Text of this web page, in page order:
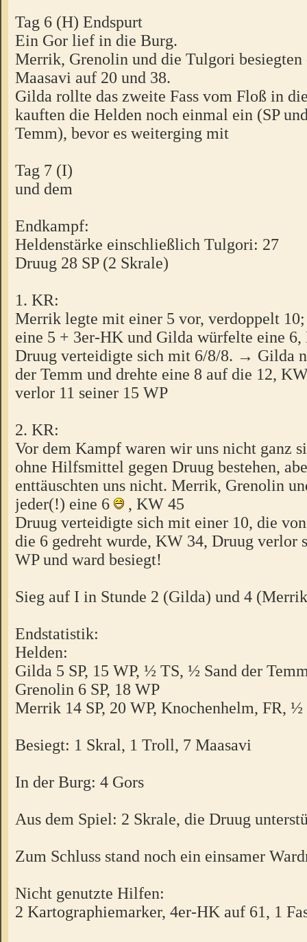
Tag 6 (H) Endspurt
Ein Gor lief in die Burg.
Merrik, Grenolin und die Tulgori besiegten
Maasavi auf 20 und 38.
Gilda rollte das zweite Fass vom Floß in
kauften die Helden noch einmal ein (SP
Temm), bevor es weiterging mit
Tag 7 (I)
und dem
Endkampf:
Heldenstärke einschließlich Tulgori: 27
Druug 28 SP (2 Skrale)
1. KR:
Merrik legte mit einer 5 vor, verdoppelt
eine 5 + 3er-HK und Gilda würfelte eine
Druug verteidigte sich mit 6/8/8. → Gilda
der Temm und drehte eine 8 auf die 12,
verlor 11 seiner 15 WP
2. KR:
Vor dem Kampf waren wir uns nicht ganz
ohne Hilfsmittel gegen Druug bestehen,
enttäuschten uns nicht. Merrik, Grenolin
jeder(!) eine 6
, KW 45
Druug verteidigte sich mit einer 10, die
die 6 gedreht wurde, KW 34, Druug verlor
WP und ward besiegt!
Sieg auf I in Stunde 2 (Gilda) und 4
Endstatistik:
Helden:
Gilda 5 SP, 15 WP, ½ TS, ½ Sand der
Grenolin 6 SP, 18 WP
Merrik 14 SP, 20 WP, Knochenhelm, FR, ½
Besiegt: 1 Skral, 1 Troll, 7 Maasavi
In der Burg: 4 Gors
Aus dem Spiel: 2 Skrale, die Druug
Zum Schluss stand noch ein einsamer
Nicht genutzte Hilfen:
2 Kartographiemarker, 4er-HK auf 61, 1